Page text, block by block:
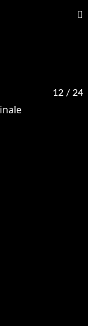
12 / 24